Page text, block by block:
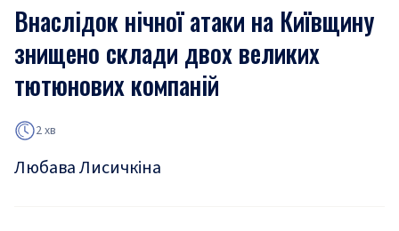
Внаслідок нічної атаки на Київщину
знищено склади двох великих
тютюнових компаній
2 хв
Любава Лисичкіна